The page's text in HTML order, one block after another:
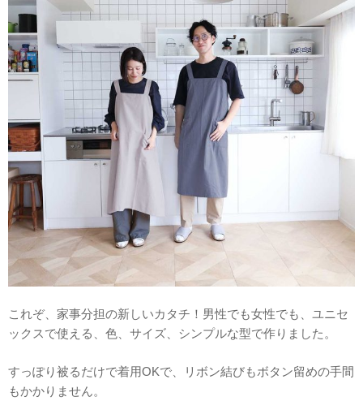
これぞ、家事分担の新しいカタチ！男性でも女性でも、ユニセ
ックスで使える、色、サイズ、シンプルな型で作りました。
すっぽり被るだけで着用OKで、リボン結びもボタン留めの手間
もかかりません。